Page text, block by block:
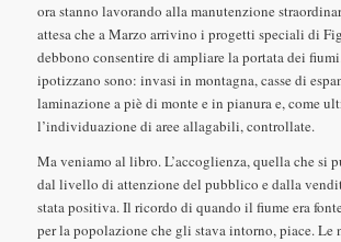
ora stanno lavorando alla manutenzione
attesa che a Marzo arrivino i progetti speciali di
debbono consentire di ampliare la portata dei
ipotizzano sono: invasi in montagna, casse di
laminazione a piè di monte e in pianura e, come
l’individuazione di aree allagabili, controllate.
Ma veniamo al libro. L’accoglienza, quella che si
dal livello di attenzione del pubblico e dalla
stata positiva. Il ricordo di quando il fiume era
per la popolazione che gli stava intorno, piace. Le